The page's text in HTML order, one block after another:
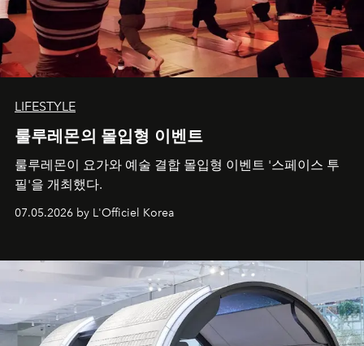
LIFESTYLE
룰루레몬의 몰입형 이벤트
룰루레몬이 요가와 예술 결합 몰입형 이벤트 '스페이스 투
필'을 개최했다.
07.05.2026 by L'Officiel Korea